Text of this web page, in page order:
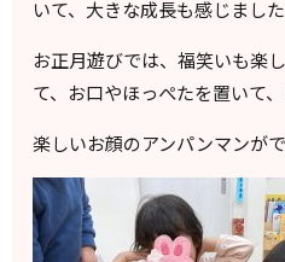
いて、大きな成長も感じまし
お正月遊びでは、福笑いも楽
て、お口やほっぺたを置いて
楽しいお顔のアンパンマンが